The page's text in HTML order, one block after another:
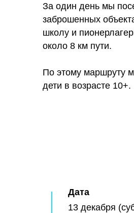
За один день мы
заброшенных
школу и
около 8 км пути.
По этому маршруту
дети в возрасте 10+.
Дата
13 декабря